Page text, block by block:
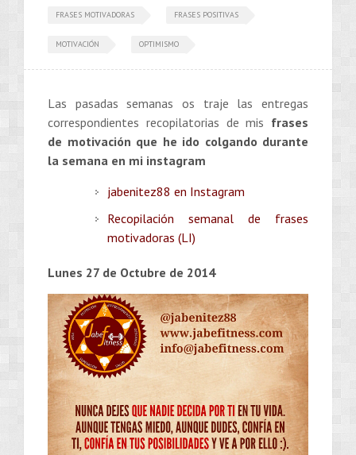
FRASES MOTIVADORAS FRASES POSITIVAS
MOTIVACIÓN OPTIMISMO
Las pasadas semanas os traje las entregas
correspondientes recopilatorias de mis frases
de motivación que he ido colgando durante
la semana en mi instagram
jabenitez88 en Instagram
Recopilación semanal de frases
motivadoras (LI)
Lunes 27 de Octubre de 2014